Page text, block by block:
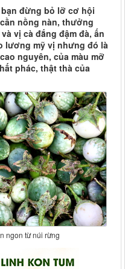
bạn đừng bỏ lỡ cơ hội
nồng nàn, thưởng
vị cà đắng đậm đà, ấn
lương mỹ vị nhưng đó là
nguyên, của màu mỡ
phác, thật thà của
ngon từ núi rừng